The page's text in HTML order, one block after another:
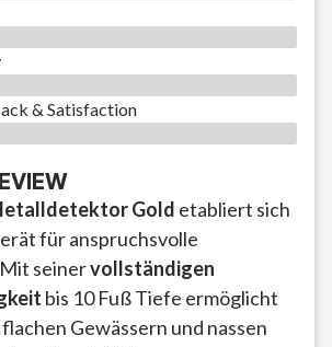
& Satisfaction​
Gold etabliert sich
für anspruchsvolle
seinervollständigen
bis 10 Fuß Tiefe ermöglicht
Gewässern und nassen